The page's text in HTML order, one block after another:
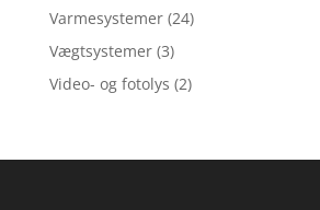
Varmesystemer (24)
Vægtsystemer (3)
Video- og fotolys (2)